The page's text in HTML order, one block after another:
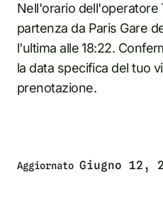
Nell'orario dell'operatore
partenza da Paris Gare
l'ultima alle 18:22.
la data specifica del tuo
prenotazione.
Aggiornato Giugno 12,